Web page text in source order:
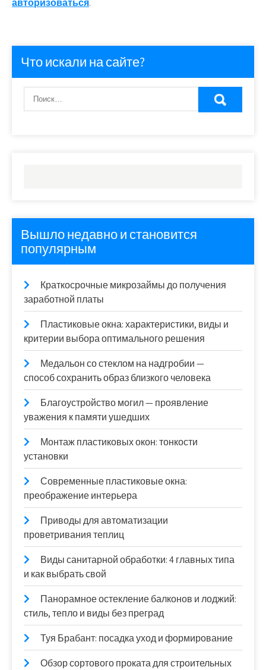
Что искали на сайте?
Вышло недавно и становится
популярным
Краткосрочные микрозаймы до получения
заработной платы
Пластиковые окна: характеристики, виды и
критерии выбора оптимального решения
Медальон со стеклом на надгробии —
способ сохранить образ близкого человека
Благоустройство могил — проявление
уважения к памяти ушедших
Монтаж пластиковых окон: тонкости
установки
Современные пластиковые окна:
преображение интерьера
Приводы для автоматизации
проветривания теплиц
Виды санитарной обработки: 4 главных типа
и как выбрать свой
Панорамное остекление балконов и лоджий:
стиль, тепло и виды без преград
Туя Брабант: посадка уход и формирование
Обзор сортового проката для строительных